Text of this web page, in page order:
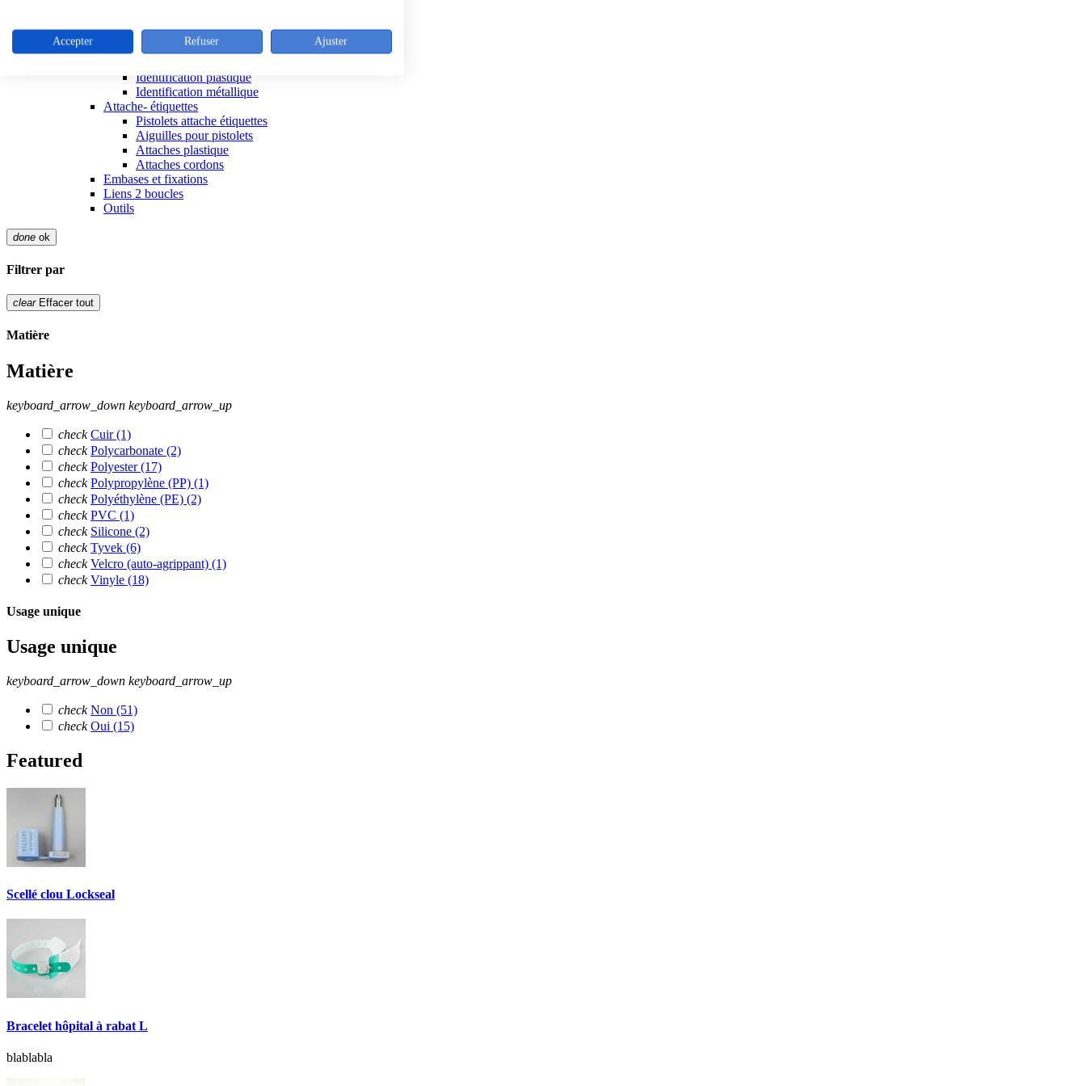
Attaches réutilisables
Articles d'identification
Identification plastique
Identification métallique
Attache- étiquettes
Pistolets attache étiquettes
Aiguilles pour pistolets
Attaches plastique
Attaches cordons
Embases et fixations
Liens 2 boucles
Outils
done ok
Filtrer par
clear Effacer tout
Matière
Matière
keyboard_arrow_down keyboard_arrow_up
check Cuir(1)
check Polycarbonate (2)
check Polyester(17)
check Polypropylène (PP) (1)
check Polyéthylène (PE) (2)
check PVC (1)
check Silicone (2)
check Tyvek (6)
check Velcro (auto-agrippant) (1)
check Vinyle (18)
Usage unique
Usage unique
keyboard_arrow_down keyboard_arrow_up
check Non (51)
check Oui (15)
Featured
Scellé clou Lockseal
Bracelet hôpital à rabat L
blablabla
Accepter Refuser Ajuster